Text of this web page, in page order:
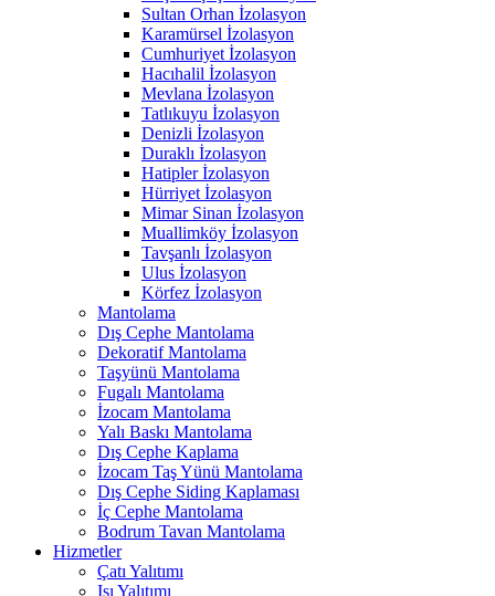
Sultan Orhan İzolasyon
Karamürsel İzolasyon
Cumhuriyet İzolasyon
Hacıhalil İzolasyon
Mevlana İzolasyon
Tatlıkuyu İzolasyon
Denizli İzolasyon
Duraklı İzolasyon
Hatipler İzolasyon
Hürriyet İzolasyon
Mimar Sinan İzolasyon
Muallimköy İzolasyon
Tavşanlı İzolasyon
Ulus İzolasyon
Körfez İzolasyon
Mantolama
Dış Cephe Mantolama
Dekoratif Mantolama
Taşyünü Mantolama
Fugalı Mantolama
İzocam Mantolama
Yalı Baskı Mantolama
Dış Cephe Kaplama
İzocam Taş Yünü Mantolama
Dış Cephe Siding Kaplaması
İç Cephe Mantolama
Bodrum Tavan Mantolama
Hizmetler
Çatı Yalıtımı
Isı Yalıtımı